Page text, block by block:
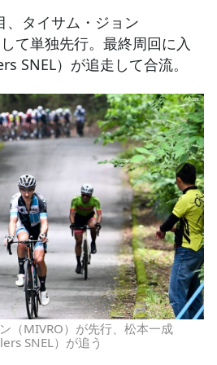
、タイサム・ジョン
て単独先行。最終周回に入
SNEL）が追走して合流。
（MIVRO）が先行、松本一成
SNEL）が追う